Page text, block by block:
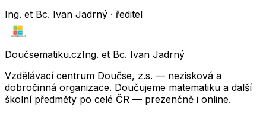
Ing. et Bc. Ivan Jadrný · ředitel
Doučsematiku.czIng. et Bc. Ivan Jadrný
Vzdělávací centrum Doučse, z.s. — nezisková a
dobročinná organizace. Doučujeme matematiku a další
školní předměty po celé ČR — prezenčně i online.